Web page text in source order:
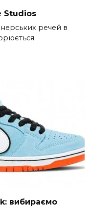
Studios
речей в
вибираємо